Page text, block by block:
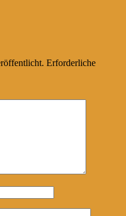
Erforderliche